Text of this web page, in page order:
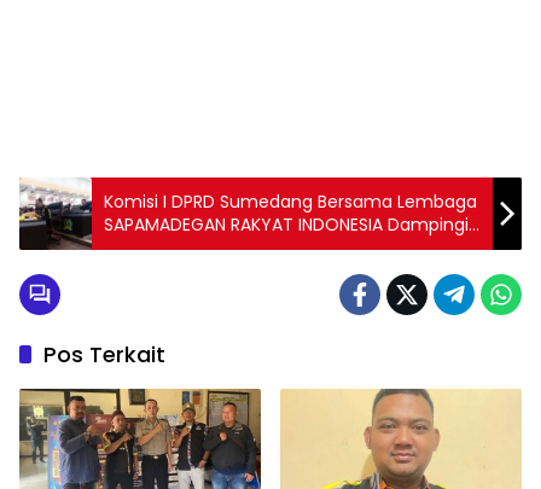
Komisi I DPRD Sumedang Bersama Lembaga
SAPAMADEGAN RAKYAT INDONESIA Dampingi
Masyarakat Di Tiga Desa Di Jatigede,
Tuntaskan Pembayaran Lahan Milik Warga
Pos Terkait